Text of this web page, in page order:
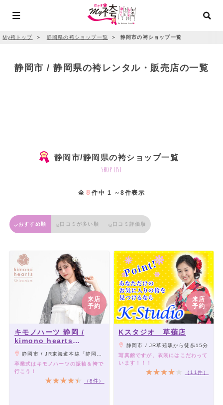
My袴トップ ＞ 静岡県の袴ショップ一覧 ＞ 静岡市の袴ショップ一覧
静岡市 / 静岡県の袴レンタル・販売店の一覧
静岡市/静岡県の袴ショップ一覧
shop list
全 8 件中 1 ～8件表示
おすすめ順 口コミが多い順 口コミ評価順
来店
予約
キモノハーツ 静岡 /
kimono hearts
Shizuoka
静岡市 / JR東海道本線「静岡駅」より徒歩11分
卒業式はキモノハーツの振袖＆袴で
行こう！
（8件）
来店
予約
Kスタジオ 草薙店
静岡市 / JR草薙駅から徒歩15分
写真館ですが、衣裳にはこだわって
います！！！
（11件）